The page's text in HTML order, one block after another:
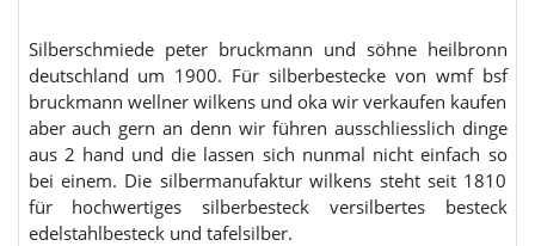
Silberschmiede peter bruckmann und söhne heilbronn
deutschland um 1900. Für silberbestecke von wmf bsf
bruckmann wellner wilkens und oka wir verkaufen kaufen
aber auch gern an denn wir führen ausschliesslich dinge
aus 2 hand und die lassen sich nunmal nicht einfach so
bei einem. Die silbermanufaktur wilkens steht seit 1810
für hochwertiges silberbesteck versilbertes besteck
edelstahlbesteck und tafelsilber.